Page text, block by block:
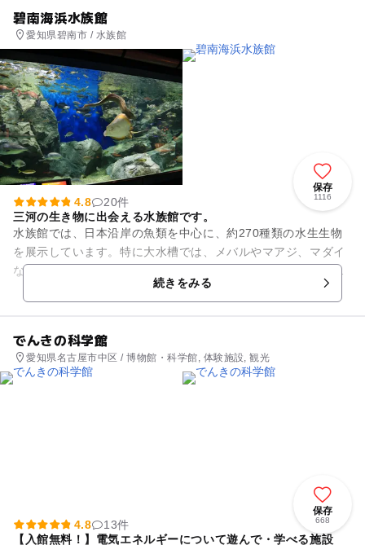
碧南海浜水族館
愛知県碧南市 / 水族館
保存
1116
4.8
20件
三河の生き物に出会える水族館です。
水族館では、日本沿岸の魚類を中心に、約270種類の水生生物
を展示しています。特に大水槽では、メバルやマアジ、マダイ
など三河湾・伊勢湾に生息し釣り魚としてもなじみ深い魚を中
心に展示。ニホンイシガメ...続きをみる
でんきの科学館
愛知県名古屋市中区 / 博物館・科学館, 体験施設, 観光
保存
668
4.8
13件
【入館無料！】電気エネルギーについて遊んで・学べる施設